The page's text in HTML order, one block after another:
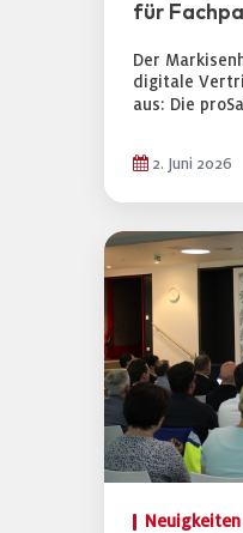
für
Der
digitale
aus: Die
2. Juni 2026
Neuigkeiten